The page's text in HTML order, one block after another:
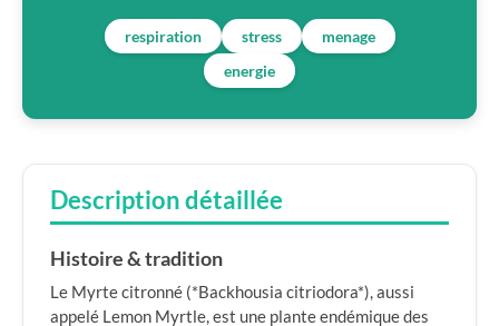
respiration stress
menage
energie
Description détaillée
Histoire & tradition
Le Myrte citronné (*Backhousia citriodora*), aussi
appelé Lemon Myrtle, est une plante endémique des